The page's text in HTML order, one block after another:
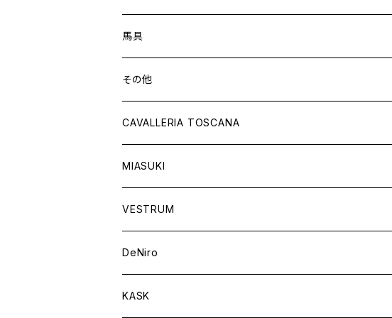
シャツ
オーダーロングブーツ
ショートブーツ
チャップス
ベルト
グローブ
ソックス
キャップ
アスコットタイ
バッグ
ネクタイ
馬具
サドルパッド
イヤーネット
バンデージ
ラグ
その他
CAVALLERIA TOSCANA
レディス
競技用ジャケット
キュロット
メンズ
競技用ジャケット
キュロット
MIASUKI
VESTRUM
DeNiro
KASK